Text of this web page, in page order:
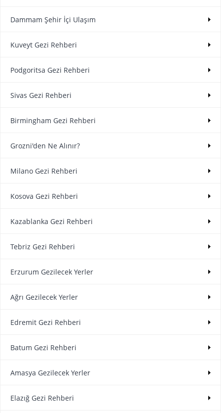
Dammam Şehir İçi Ulaşım
Kuveyt Gezi Rehberi
Podgoritsa Gezi Rehberi
Sivas Gezi Rehberi
Birmingham Gezi Rehberi
Grozni'den Ne Alınır?
Milano Gezi Rehberi
Kosova Gezi Rehberi
Kazablanka Gezi Rehberi
Tebriz Gezi Rehberi
Erzurum Gezilecek Yerler
Ağrı Gezilecek Yerler
Edremit Gezi Rehberi
Batum Gezi Rehberi
Amasya Gezilecek Yerler
Elazığ Gezi Rehberi